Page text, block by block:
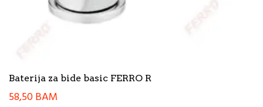
Baterija za bide basic FERRO R
58,50BAM